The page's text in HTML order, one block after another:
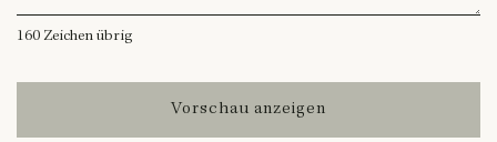
160 Zeichen übrig
Vorschau anzeigen